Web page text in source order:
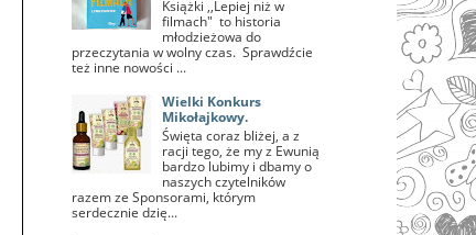
Książki ,,Lepiej niż w
filmach" to historia
młodzieżowa do
przeczytania w wolny czas. Sprawdźcie
też inne nowości ...
Wielki Konkurs
Mikołajkowy.
Święta coraz bliżej, a z
racji tego, że my z Ewunią
bardzo lubimy i dbamy o
naszych czytelników
razem ze Sponsorami, którym
serdecznie dzię...